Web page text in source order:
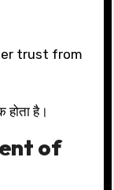
trust from
होता है।
of